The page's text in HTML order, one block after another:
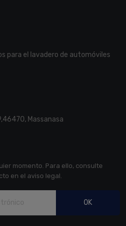
para el lavadero de automóviles
Massanasa
momento. Para ello, consulte
en el aviso legal.
OK